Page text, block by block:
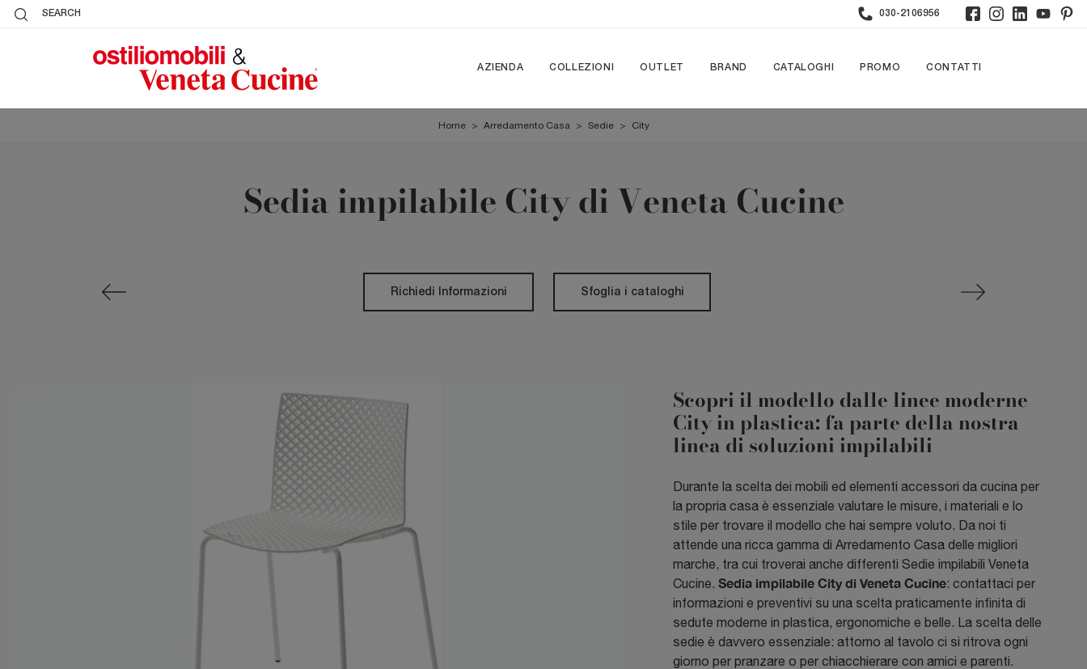
SEARCH 030-2106956
AZIENDA COLLEZIONI OUTLET BRAND CATALOGHI PROMO CONTATTI
Home > Arredamento Casa > Sedie > City
Sedia impilabile City di Veneta Cucine
Richiedi Informazioni Sfoglia i cataloghi
Scopri il modello dalle linee moderne
City in plastica: fa parte della nostra
linea di soluzioni impilabili
Durante la scelta dei mobili ed elementi accessori da cucina per
la propria casa è essenziale valutare le misure, i materiali e lo
stile per trovare il modello che hai sempre voluto. Da noi ti
attende una ricca gamma di Arredamento Casa delle migliori
marche, tra cui troverai anche differenti Sedie impilabili Veneta
Cucine. Sedia impilabile City di Veneta Cucine: contattaci per
informazioni e preventivi su una scelta praticamente infinita di
sedute moderne in plastica, ergonomiche e belle. La scelta delle
sedie è davvero essenziale: attorno al tavolo ci si ritrova ogni
giorno per pranzare o per chiacchierare con amici e parenti.